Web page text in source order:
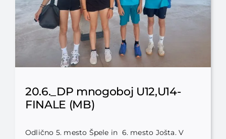
20.6._DP mnogoboj U12,U14-
FINALE (MB)
Odlično 5. mesto Špele in 6. mesto Jošta. V